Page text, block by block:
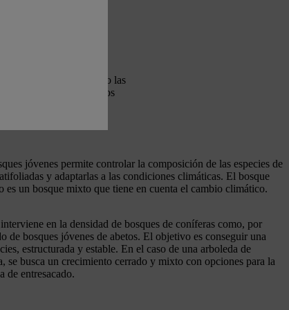
densa». Se
ponen en peligro las
a la reforestación, los
jóvenes permite controlar la composición de las especies de
y adaptarlas a las condiciones climáticas. El bosque
es un bosque mixto que tiene en cuenta el cambio climático.
en la densidad de bosques de coníferas como, por
de bosques jóvenes de abetos. El objetivo es conseguir una
estructurada y estable. En el caso de una arboleda de
se busca un crecimiento cerrado y mixto con opciones para la
de entresacado.